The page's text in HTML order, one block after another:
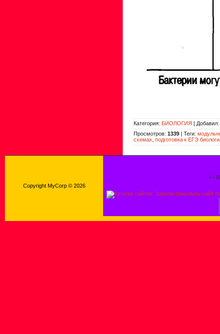
Категория: БИОЛОГИЯ | Добавил:
Просмотров: 1339 | Теги:
схемах подготовка к ЕГЭ
Copyright MyCorp © 2026
!--